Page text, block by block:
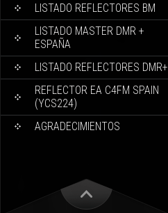
LISTADO REFLECTORES BM
LISTADO MASTER DMR +
ESPAÑA
LISTADO REFLECTORES DMR+
REFLECTOR EA C4FM SPAIN
(YCS224)
AGRADECIMIENTOS